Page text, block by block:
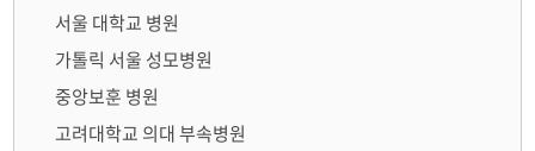
서울 대학교 병원
가톨릭 서울 성모병원
중앙보훈 병원
고려대학교 의대 부속병원